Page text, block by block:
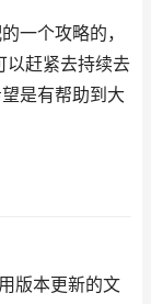
个攻略的，
以赶紧去持续去
是有帮助到大
版本更新的文